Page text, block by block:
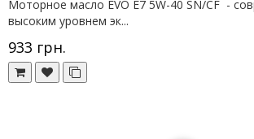
Моторное масло EVO E7 5W-40 SN/CF -
высоким уровнем эк...
933 грн.